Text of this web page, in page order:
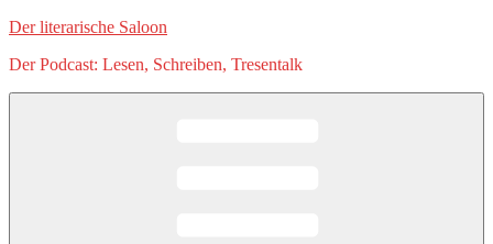
Zum
springen
Der literarische Saloon
Der Podcast: Lesen, Schreiben, Tresentalk